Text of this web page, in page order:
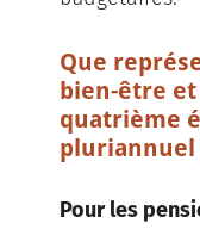
Que
bien-être
quatrième
pluriannuel
Pour les